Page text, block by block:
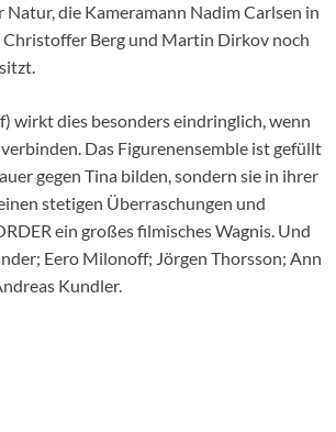
die Kameramann Nadim Carlsen in
Berg und Martin Dirkov noch
wirkt dies besonders eindringlich, wenn
Das Figurenensemble ist gefüllt
gegen Tina bilden, sondern sie in ihrer
stetigen Überraschungen und
ein großes filmisches Wagnis. Und
Eero Milonoff; Jörgen Thorsson; Ann
Kundler.